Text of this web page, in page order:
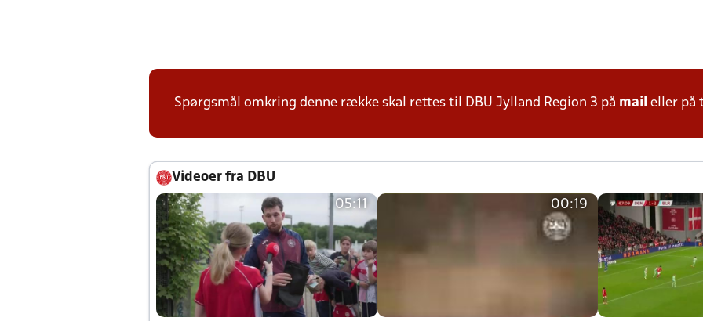
Spørgsmål omkring denne række skal rettes til DBU Jylland Region 3 på mail eller på
Videoer fra DBU
05:11 00:19